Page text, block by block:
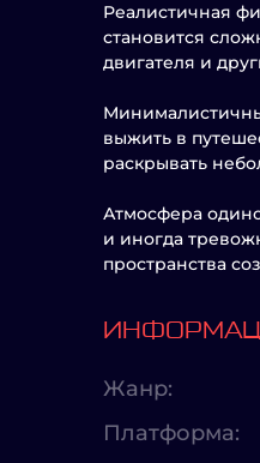
Реалистичная
становится
двигателя и
выжить в
раскрывать
Атмосфера
и иногда
пространства
Жанр:
Платформа: